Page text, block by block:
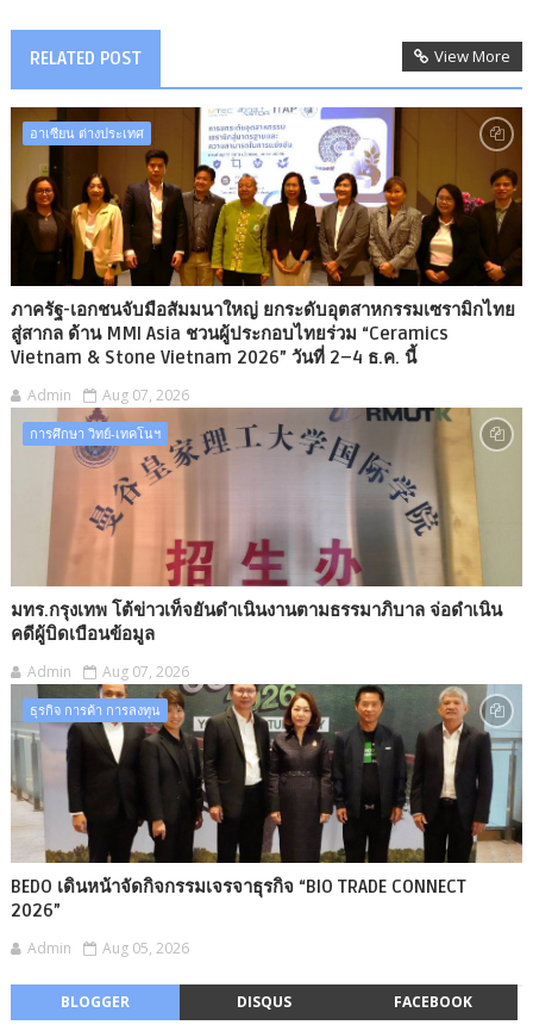
RELATED POST View More
อาเซียน ต่างประเทศ
ภาครัฐ-เอกชนจับมือสัมมนาใหญ่ ยกระดับอุตสาหกรรมเซรามิกไทย
สู่สากล ด้าน MMI Asia ชวนผู้ประกอบไทยร่วม “Ceramics
Vietnam & Stone Vietnam 2026” วันที่ 2–4 ธ.ค. นี้
Admin Aug 07, 2026
การศึกษา วิทย์-เทคโนฯ
มทร.กรุงเทพ โต้ข่าวเท็จยันดำเนินงานตามธรรมาภิบาล จ่อดำเนิน
คดีผู้บิดเบือนข้อมูล
Admin Aug 07, 2026
ธุรกิจ การค้า การลงทุน
BEDO เดินหน้าจัดกิจกรรมเจรจาธุรกิจ “BIO TRADE CONNECT
2026”
Admin Aug 05, 2026
BLOGGER DISQUS FACEBOOK